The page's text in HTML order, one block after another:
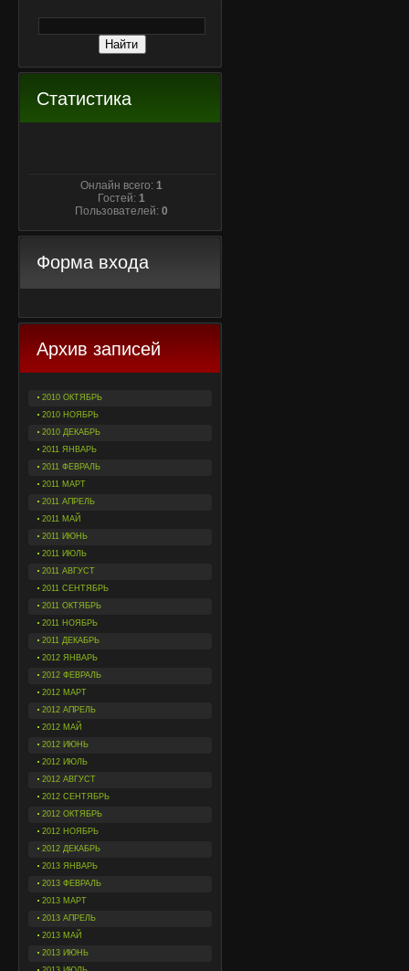
Статистика
Онлайн всего:1
Гостей:1
Пользователей:0
Форма входа
Архив записей
2010 ОКТЯБРЬ
2010 НОЯБРЬ
2010 ДЕКАБРЬ
2011 ЯНВАРЬ
2011 ФЕВРАЛЬ
2011 МАРТ
2011 АПРЕЛЬ
2011 МАЙ
2011 ИЮНЬ
2011 ИЮЛЬ
2011 АВГУСТ
2011 СЕНТЯБРЬ
2011 ОКТЯБРЬ
2011 НОЯБРЬ
2011 ДЕКАБРЬ
2012 ЯНВАРЬ
2012 ФЕВРАЛЬ
2012 МАРТ
2012 АПРЕЛЬ
2012 МАЙ
2012 ИЮНЬ
2012 ИЮЛЬ
2012 АВГУСТ
2012 СЕНТЯБРЬ
2012 ОКТЯБРЬ
2012 НОЯБРЬ
2012 ДЕКАБРЬ
2013 ЯНВАРЬ
2013 ФЕВРАЛЬ
2013 МАРТ
2013 АПРЕЛЬ
2013 МАЙ
2013 ИЮНЬ